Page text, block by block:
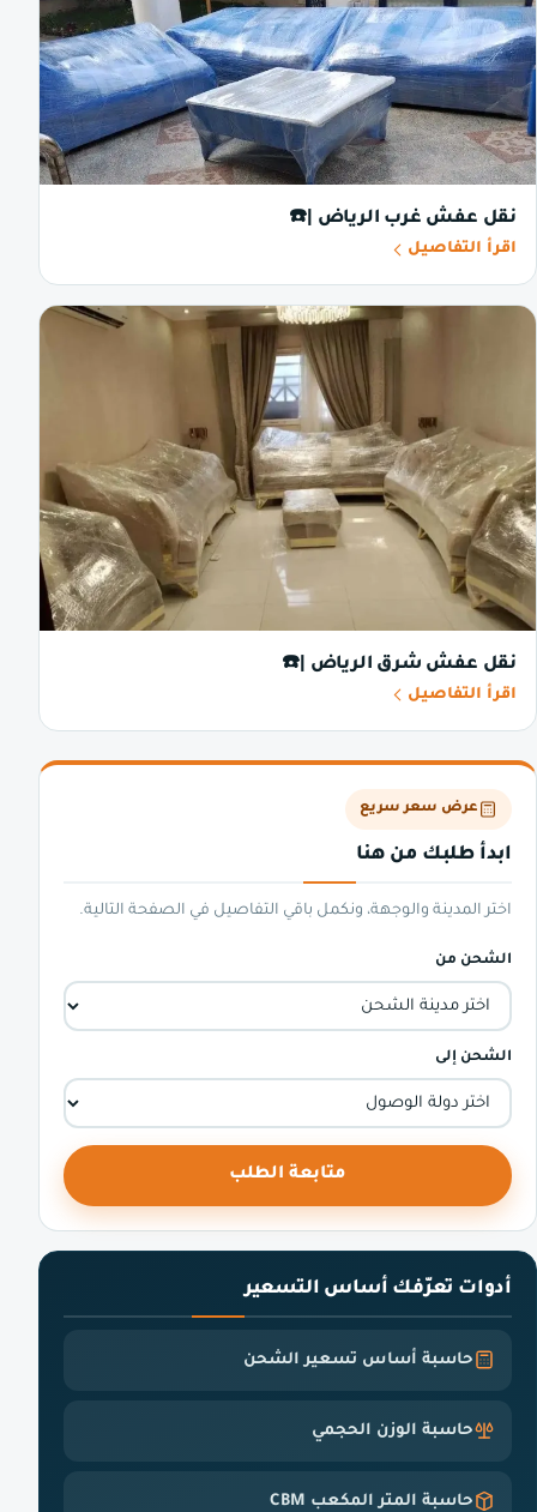
نقل عفش غرب الرياض |☎️
اقرأ التفاصيل
نقل عفش شرق الرياض |☎️
اقرأ التفاصيل
عرض سعر سريع
ابدأ طلبك من هنا
اختر المدينة والوجهة، ونكمل باقي التفاصيل في الصفحة التالية.
الشحن من
الشحن إلى
متابعة الطلب
أدوات تعرّفك أساس التسعير
حاسبة أساس تسعير الشحن
حاسبة الوزن الحجمي
حاسبة المتر المكعب CBM